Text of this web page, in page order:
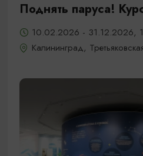
Поднять паруса!
10.02.2026 - 31.12.2026,
Калининград,